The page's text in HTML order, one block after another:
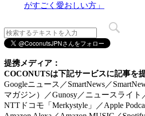
がすごく愛おしい方」
提携メディア：
COCONUTSは下記サービスに記事を
Googleニュース／SmartNews／
マガジン）／Gunosy／ニュースライト
NTTドコモ「Merkystyle」／Apple